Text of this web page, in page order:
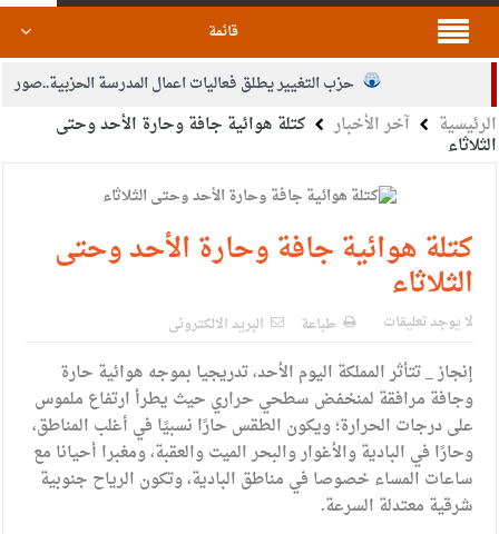
قائمة
حزب التغيير يطلق فعاليات اعمال المدرسة الحزبية..صور
الجيش يفتح باب التجنيد لحملة البكالوريوس في الحقوق والقانون
الإسلامية والمسيحية
الأمن يتلف 16 مليون حبة كبتاجون و1480 كغم مواد مخدرة
القاضي يلتقي رؤساء تحرير الصحف اليومية ويؤكد حرص مجلس
النواب على شراكة فاعلة مع الإعلام
دعوة المكلفين بخدمة العلم (الدفعة الثالثة) إلى مراجعة منصة خدمة
العلم
الرئيسية آخر الأخبار كتلة هوائية جافة وحارة الأحد وحتى
الثلاثاء
كتلة هوائية جافة وحارة الأحد وحتى
الثلاثاء
لا يوجد تعليقات طباعة البريد الالكترونى
إنجاز _ تتأثر المملكة اليوم الأحد، تدريجيا بموجه هوائية حارة
وجافة مرافقة لمنخفض سطحي حراري حيث يطرأ ارتفاع ملموس
على درجات الحرارة؛ ويكون الطقس حارًا نسبيًا في أغلب المناطق،
وحارًا في البادية والأغوار والبحر الميت والعقبة، ومغبرا أحيانا مع
ساعات المساء خصوصا في مناطق البادية، وتكون الرياح جنوبية
شرقية معتدلة السرعة.